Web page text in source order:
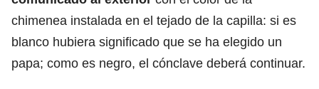
chimenea instalada en el tejado de la capilla: si es
blanco hubiera significado que se ha elegido un
papa; como es negro, el cónclave deberá continuar.